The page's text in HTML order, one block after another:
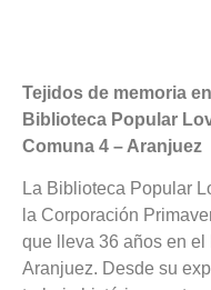
Tejidos de memoria
Biblioteca Popular
Comuna 4 – Aranjuez
La Biblioteca Popular
la Corporación
que lleva 36 años en
Aranjuez. Desde su